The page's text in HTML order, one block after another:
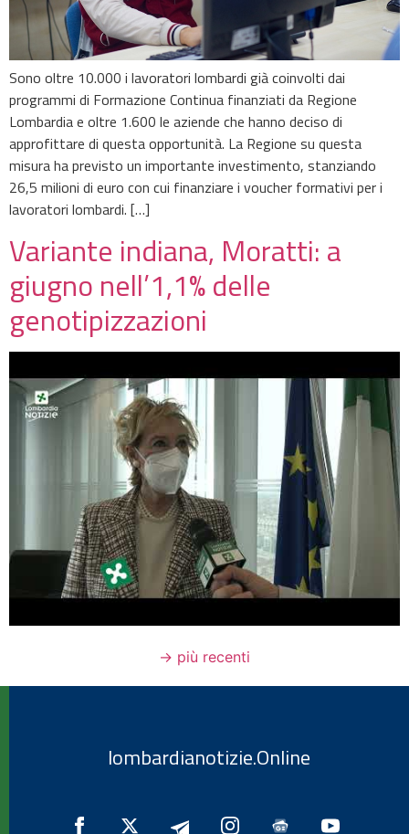
Sono oltre 10.000 i lavoratori lombardi già coinvolti dai
programmi di Formazione Continua finanziati da Regione
Lombardia e oltre 1.600 le aziende che hanno deciso di
approfittare di questa opportunità. La Regione su questa
misura ha previsto un importante investimento, stanziando
26,5 milioni di euro con cui finanziare i voucher formativi per i
lavoratori lombardi. […]
Variante indiana, Moratti: a
giugno nell’1,1% delle
genotipizzazioni
→ più recenti
lombardianotizie.Online